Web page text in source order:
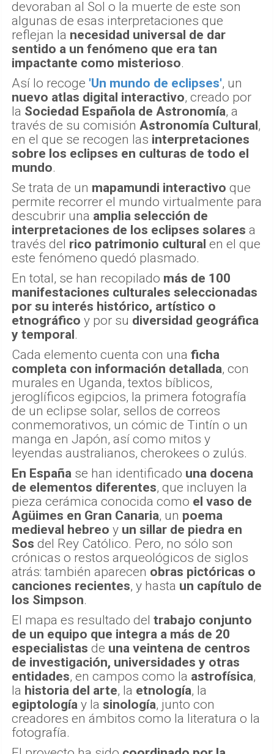
devoraban al Sol o la muerte de este son
algunas de esas interpretaciones que
reflejan la necesidad universal de dar
sentido a un fenómeno que era tan
impactante como misterioso.
Así lo recoge 'Un mundo de eclipses', un
nuevo atlas digital interactivo, creado por
la Sociedad Española de Astronomía, a
través de su comisión Astronomía Cultural,
en el que se recogen las interpretaciones
sobre los eclipses en culturas de todo el
mundo.
Se trata de un mapamundi interactivo que
permite recorrer el mundo virtualmente para
descubrir una amplia selección de
interpretaciones de los eclipses solares a
través del rico patrimonio cultural en el que
este fenómeno quedó plasmado.
En total, se han recopilado más de 100
manifestaciones culturales seleccionadas
por su interés histórico, artístico o
etnográfico y por su diversidad geográfica
y temporal.
Cada elemento cuenta con una ficha
completa con información detallada, con
murales en Uganda, textos bíblicos,
jeroglíficos egipcios, la primera fotografía
de un eclipse solar, sellos de correos
conmemorativos, un cómic de Tintín o un
manga en Japón, así como mitos y
leyendas australianos, cherokees o zulús.
En España se han identificado una docena
de elementos diferentes, que incluyen la
pieza cerámica conocida como el vaso de
Agüimes en Gran Canaria, un poema
medieval hebreo y un sillar de piedra en
Sos del Rey Católico. Pero, no sólo son
crónicas o restos arqueológicos de siglos
atrás: también aparecen obras pictóricas o
canciones recientes, y hasta un capítulo de
los Simpson.
El mapa es resultado del trabajo conjunto
de un equipo que integra a más de 20
especialistas de una veintena de centros
de investigación, universidades y otras
entidades, en campos como la astrofísica,
la historia del arte, la etnología, la
egiptología y la sinología, junto con
creadores en ámbitos como la literatura o la
fotografía.